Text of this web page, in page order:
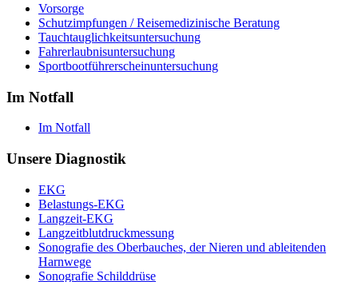
Vorsorge
Schutzimpfungen / Reisemedizinische Beratung
Tauchtauglichkeitsuntersuchung
Fahrerlaubnisuntersuchung
Sportbootführerscheinuntersuchung
Im Notfall
Im Notfall
Unsere Diagnostik
EKG
Belastungs-EKG
Langzeit-EKG
Langzeitblutdruckmessung
Sonografie des Oberbauches, der Nieren und ableitenden
Harnwege
Sonografie Schilddrüse